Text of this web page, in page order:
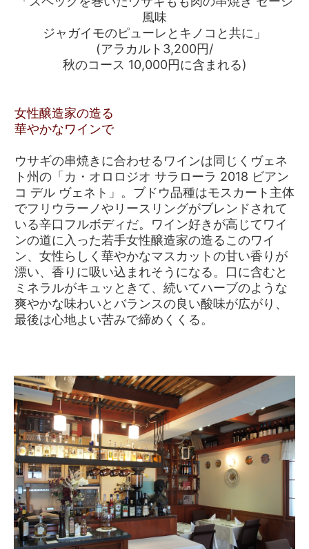
風味
ジャガイモのピューレとキノコと共に」
(アラカルト3,200円/
秋のコース 10,000円に含まれる)
女性醸造家の造る
華やかなワインで
ウサギの串焼きに合わせるワインは同じくヴェネ
ト州の「カ・オロロジオ サラローラ 2018 ビアン
コ デル ヴェネト」。ブドウ品種はモスカート主体
でフリウラーノやリースリングがブレンドされて
いる辛口フルボディだ。ワイン好きが高じてワイ
ンの道に入った若手女性醸造家の造るこのワイ
ン、女性らしく華やかなマスカットの甘い香りが
漂い、香りに吸い込まれそうになる。口に含むと
ミネラルがキュッときて、続いてハーブのような
爽やかな味わいとバランスの良い酸味が広がり、
最後は心地よい苦みで締めくくる。